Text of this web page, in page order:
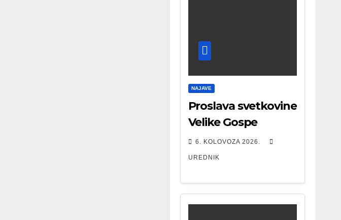
NAJAVE
Proslava svetkovine
Velike Gospe
6. KOLOVOZA 2026.
UREDNIK